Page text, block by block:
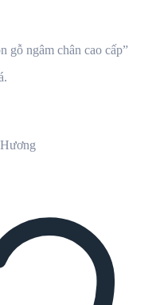
gỗ ngâm chân cao cấp”